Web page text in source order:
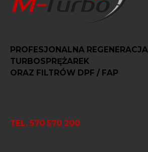
PROFESJONALNA REGENERACJA
TURBOSPRĘŻAREK
ORAZ FILTRÓW DPF / FAP
TEL. 570 570 200